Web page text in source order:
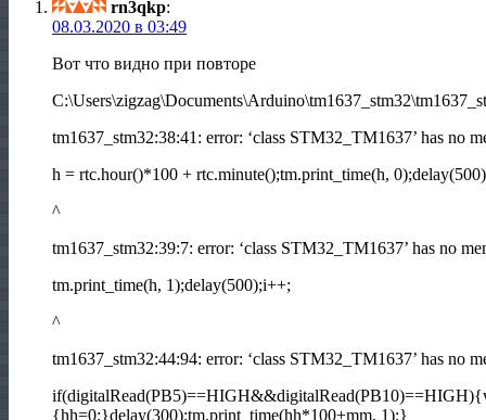
rn3qkp:
08.03.2020 в 03:49
Вот что видно при повторе
tm1637_stm32:38:41: error: ‘class STM32_TM1637’ has no
h = rtc.hour()*100 + rtc.minute();tm.print_time(h,
^
tm1637_stm32:39:7: error: ‘class STM32_TM1637’ has no
tm.print_time(h, 1);delay(500);i++;
^
tm1637_stm32:44:94: error: ‘class STM32_TM1637’ has no
{hh=0;}delay(300);tm.print_time(hh*100+mm, 1);}